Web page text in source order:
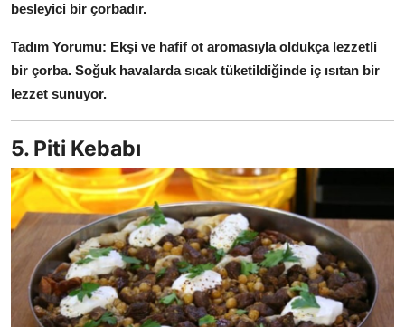
besleyici bir çorbadır.
Tadım Yorumu: Ekşi ve hafif ot aromasıyla oldukça lezzetli
bir çorba. Soğuk havalarda sıcak tüketildiğinde iç ısıtan bir
lezzet sunuyor.
5. Piti Kebabı